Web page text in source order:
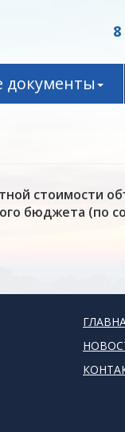
стоимости
бюджета (по